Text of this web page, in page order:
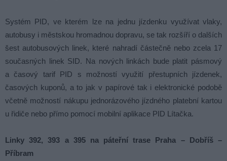
Systém PID, ve kterém lze na jednu jízdenku využívat vlaky,
autobusy i městskou hromadnou dopravu, se tak rozšíří o dalších
šest autobusových linek, které nahradí částečně nebo zcela 17
současných linek SID. Na nových linkách bude platit pásmový
a časový tarif PID s možností využití přestupních jízdenek,
časových kuponů, a to jak v papírové tak i elektronické podobě
včetně možností nákupu jednorázového jízdného platební kartou
u řidiče nebo přímo pomocí mobilní aplikace PID Lítačka.
Linky 392, 393 a 395 na páteřní trase Praha – Dobříš –
Příbram